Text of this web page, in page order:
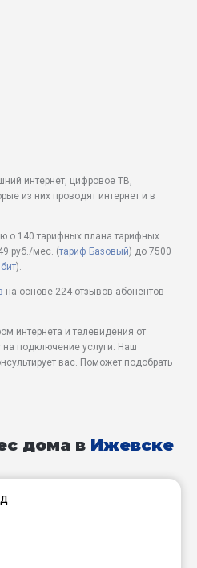
интернет, цифровое ТВ,
из них проводят интернет и в
о 140 тарифных плана тарифных
руб./мес. (тариф Базовый) до 7500
).
на основе 224 отзывов абонентов
интернета и телевидения от
на подключение услуги. Наш
вас. Поможет подобрать
дома в Ижевске